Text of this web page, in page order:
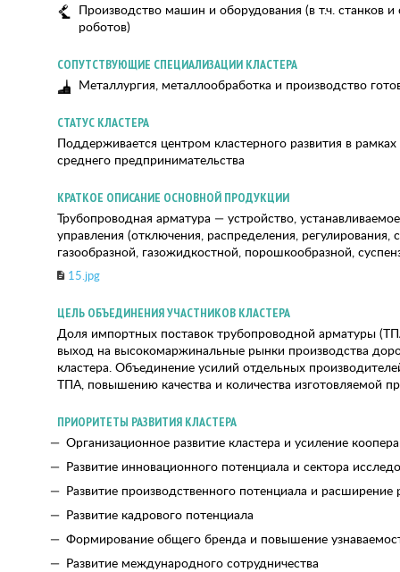
Производство машин и оборудования (в т.ч. станков
роботов)
СОПУТСТВУЮЩИЕ СПЕЦИАЛИЗАЦИИ КЛАСТЕРА
Металлургия, металлообработка и производство
СТАТУС КЛАСТЕРА
Поддерживается центром кластерного развития в
среднего предпринимательства
КРАТКОЕ ОПИСАНИЕ ОСНОВНОЙ ПРОДУКЦИИ
Трубопроводная арматура — устройство,
управления (отключения, распределения,
газообразной, газожидкостной, порошкообразной,
15.jpg
ЦЕЛЬ ОБЪЕДИНЕНИЯ УЧАСТНИКОВ КЛАСТЕРА
Доля импортных поставок трубопроводной арматуры
выход на высокомаржинальные рынки производства
кластера. Объединение усилий отдельных
ТПА, повышению качества и количества изготовляемой
ПРИОРИТЕТЫ РАЗВИТИЯ КЛАСТЕРА
Организационное развитие кластера и усиление
Развитие инновационного потенциала и сектора
Развитие производственного потенциала и
Развитие кадрового потенциала
Формирование общего бренда и повышение
Развитие международного сотрудничества